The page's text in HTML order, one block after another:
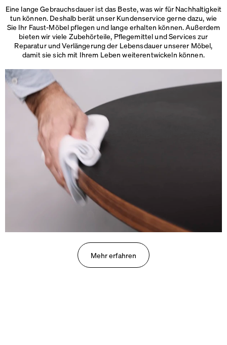
Eine lange Gebrauchsdauer ist das Beste, was wir für Nachhaltigkeit
tun können. Deshalb berät unser Kundenservice gerne dazu, wie
Sie Ihr Faust-Möbel pflegen und lange erhalten können. Außerdem
bieten wir viele Zubehörteile, Pflegemittel und Services zur
Reparatur und Verlängerung der Lebensdauer unserer Möbel,
damit sie sich mit Ihrem Lebenweiterentwickeln können.
Mehr erfahren